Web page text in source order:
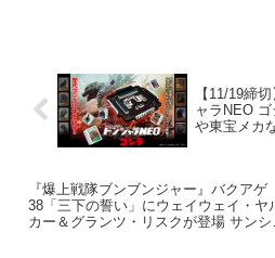
【11/19締
ャラNEO
や東宝メカ
『爆上戦隊ブンブンジャー』バクアゲ
38「三下の誓い」にウェイウェイ・ヤ
カー＆グランツ・リスクが登場 サンシ